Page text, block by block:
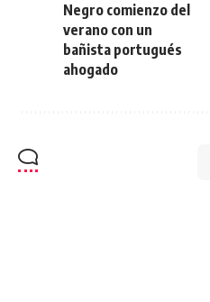
Negro comienzo del
verano con un
bañista portugués
ahogado